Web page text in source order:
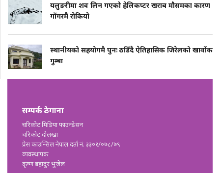
यलुङरीमा शव लिन गएको हेलिकप्टर खराब मौसमका कारण
गोंगरमै रोकियो
स्थानीयको सहयोगमै पुनः ठडिँदै ऐतिहासिक जिरेलको खार्वोक
गुम्बा
सम्पर्क ठेगाना
चरिकोट मिडिया फाउन्डेसन
चरिकोट दोलखा
प्रेस काउन्सिल नेपाल दर्ता नं. ३३०१/०७८/७९
व्यवस्थापक
कृष्ण बहादुर भुजेल